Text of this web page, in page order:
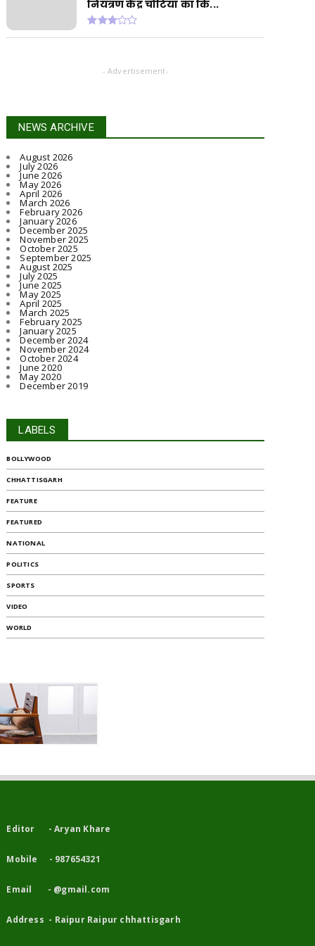
नियंत्रण केंद्र चोटिया का कि...
- Advertisement-
NEWS ARCHIVE
August 2026
July 2026
June 2026
May 2026
April 2026
March 2026
February 2026
January 2026
December 2025
November 2025
October 2025
September 2025
August 2025
July 2025
June 2025
May 2025
April 2025
March 2025
February 2025
January 2025
December 2024
November 2024
October 2024
June 2020
May 2020
December 2019
LABELS
BOLLYWOOD
CHHATTISGARH
FEATURE
FEATURED
NATIONAL
POLITICS
SPORTS
VIDEO
WORLD
Editor - Aryan Khare
Mobile - 987654321
Email - @gmail.com
Address - Raipur Raipur chhattisgarh